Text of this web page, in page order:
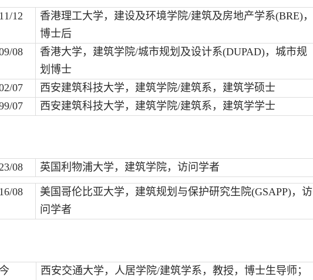
12 香港理工大学，建设及环境学院/建筑及房地产学系(BRE)，
博士后
08
香港大学，建筑学院/城市规划及设计系(DUPAD)，城市规
划博士
07
西安建筑科技大学，建筑学院/建筑系，建筑学硕士
07
西安建筑科技大学，建筑学院/建筑系，建筑学学士
08 英国利物浦大学，建筑学院，访问学者
08 美国哥伦比亚大学，建筑规划与保护研究生院(GSAPP)，访
问学者
西安交通大学，人居学院/建筑学系，教授，博士生导师；